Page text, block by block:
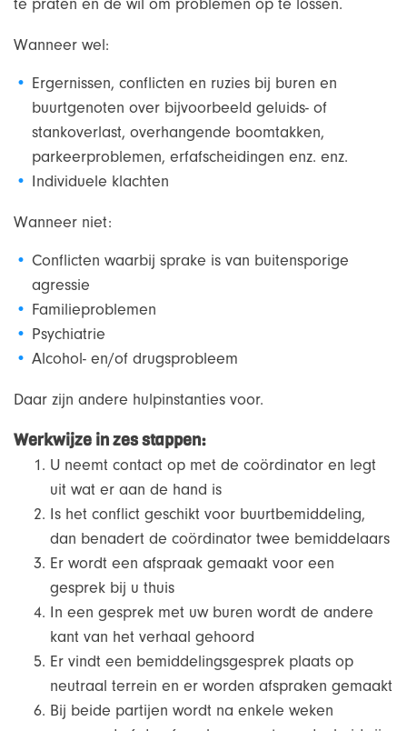
te praten en de wil om problemen op te lossen.
Wanneer wel:
Ergernissen, conflicten en ruzies bij buren en
buurtgenoten over bijvoorbeeld geluids- of
stankoverlast, overhangende boomtakken,
parkeerproblemen, erfafscheidingen enz. enz.
Individuele klachten
Wanneer niet:
Conflicten waarbij sprake is van buitensporige
agressie
Familieproblemen
Psychiatrie
Alcohol- en/of drugsprobleem
Daar zijn andere hulpinstanties voor.
Werkwijze in zes stappen:
U neemt contact op met de coördinator en legt
uit wat er aan de hand is
Is het conflict geschikt voor buurtbemiddeling,
dan benadert de coördinator twee bemiddelaars
Er wordt een afspraak gemaakt voor een
gesprek bij u thuis
In een gesprek met uw buren wordt de andere
kant van het verhaal gehoord
Er vindt een bemiddelingsgesprek plaats op
neutraal terrein en er worden afspraken gemaakt
Bij beide partijen wordt na enkele weken